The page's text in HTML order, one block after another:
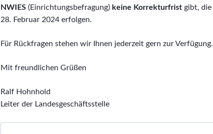
NWIES (Einrichtungsbefragung) keine Korrekturfrist gibt, die
28. Februar 2024 erfolgen.
Für Rückfragen stehen wir Ihnen jederzeit gern zur Verfügung.
Mit freundlichen Grüßen
Ralf Hohnhold
Leiter der Landesgeschäftsstelle